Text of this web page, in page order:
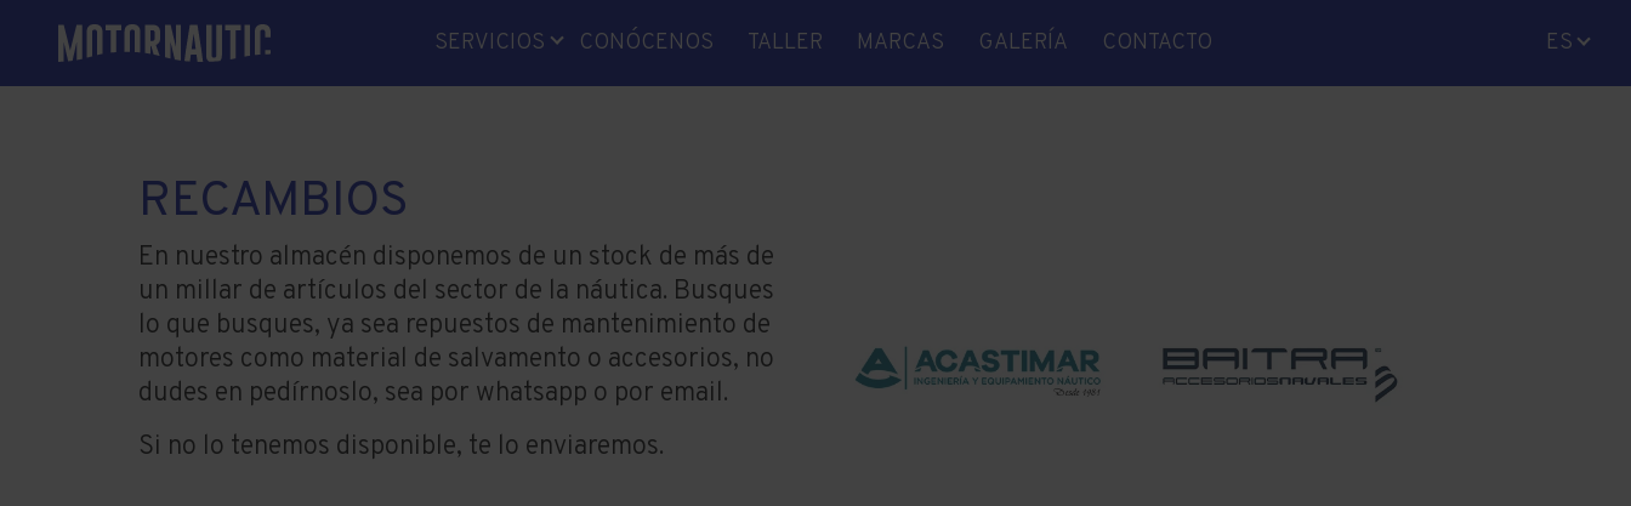
SERVICIOS
MECÁNICA
RECAMBIOS
SOLDADURA
VARADERO
INVERNAJE
CONÓCENOS TALLER MARCAS GALERÍA CONTACTO
ES
RECAMBIOS
En nuestro almacén disponemos de un stock de más de
un millar de artículos del sector de la náutica. Busques
lo que busques, ya sea repuestos de mantenimiento de
motores como material de salvamento o accesorios, no
dudes en pedírnoslo, sea por whatsapp o por email.
Si no lo tenemos disponible, te lo enviaremos.